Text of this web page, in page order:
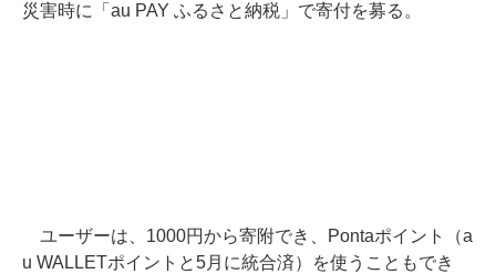
災害時に「au PAY ふるさと納税」で寄付を募る。
ユーザーは、1000円から寄附でき、Pontaポイント（a
u WALLETポイントと5月に統合済）を使うこともでき